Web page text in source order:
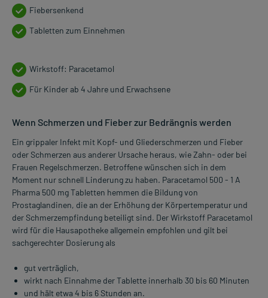
Fiebersenkend
Tabletten zum Einnehmen
Wirkstoff: Paracetamol
Für Kinder ab 4 Jahre und Erwachsene
Wenn Schmerzen und Fieber zur Bedrängnis werden
Ein grippaler Infekt mit Kopf- und Gliederschmerzen und Fieber
oder Schmerzen aus anderer Ursache heraus, wie Zahn- oder bei
Frauen Regelschmerzen. Betroffene wünschen sich in dem
Moment nur schnell Linderung zu haben. Paracetamol 500 - 1 A
Pharma 500 mg Tabletten hemmen die Bildung von
Prostaglandinen, die an der Erhöhung der Körpertemperatur und
der Schmerzempfindung beteiligt sind. Der Wirkstoff Paracetamol
wird für die Hausapotheke allgemein empfohlen und gilt bei
sachgerechter Dosierung als
gut verträglich,
wirkt nach Einnahme der Tablette innerhalb 30 bis 60 Minuten
und hält etwa 4 bis 6 Stunden an.